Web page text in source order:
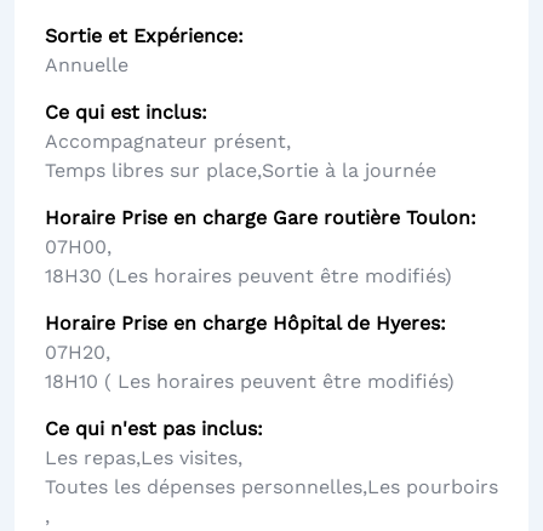
Sortie et Expérience
Annuelle
Ce qui est inclus
Accompagnateur présent,
Temps libres sur place,Sortie à la journée
Horaire Prise en charge Gare routière Toulon
07H00,
18H30 (Les horaires peuvent être modifiés)
Horaire Prise en charge Hôpital de Hyeres
07H20,
18H10 ( Les horaires peuvent être modifiés)
Ce qui n'est pas inclus
Les repas,Les visites,
Toutes les dépenses personnelles,Les pourboirs
,